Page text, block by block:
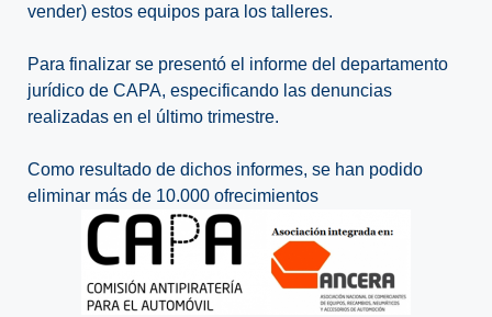
vender) estos equipos para los talleres.
Para finalizar se presentó el informe del departamento
jurídico de CAPA, especificando las denuncias
realizadas en el último trimestre.
Como resultado de dichos informes, se han podido
eliminar más de 10.000 ofrecimientos